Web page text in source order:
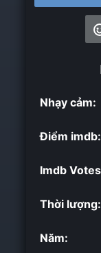
Nhạy cảm:
Điểm imdb:
Imdb
Thời lượng:
Năm: